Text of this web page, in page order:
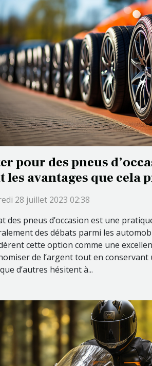
pour des pneus
les avantages que cela
28 juillet 2023 02:38
des pneus d’occasion est une
des débats parmi les
cette option comme une
de l’argent tout en
d’autres hésitent à...